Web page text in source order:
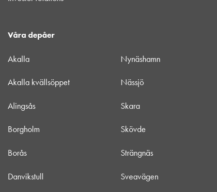
Våra depåer
Akalla
Akalla kvällsöppet
Alingsås
Borgholm
Borås
Danvikstull
Nynäshamn
Nässjö
Skara
Skövde
Strängnäs
Sveavägen